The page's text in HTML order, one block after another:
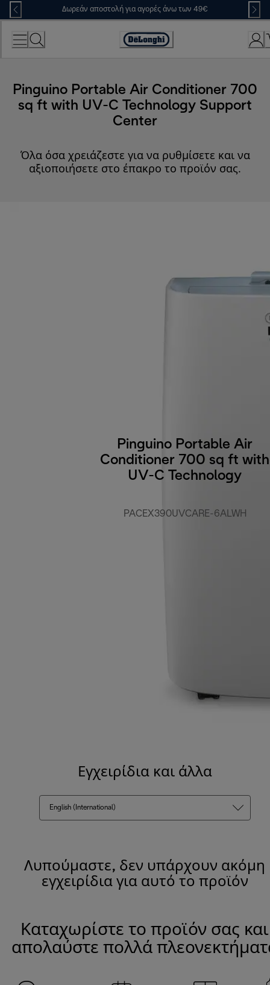
Skip
to
Content
Δωρεάν αποστολή για αγορές άνω των 49€
Accessibility
Pinguino Portable Air Conditioner 700
sq ft with UV-C Technology Support
Center
Όλα όσα χρειάζεστε για να ρυθμίσετε και να
αξιοποιήσετε στο έπακρο το προϊόν σας.
Pinguino Portable Air
Conditioner 700 sq ft with
UV-C Technology
PACEX390UVCARE-6ALWH
Εγχειρίδια και άλλα
English (International)
Λυπούμαστε, δεν υπάρχουν ακόμη
εγχειρίδια για αυτό το προϊόν
Καταχωρίστε το προϊόν σας και
απολαύστε πολλά